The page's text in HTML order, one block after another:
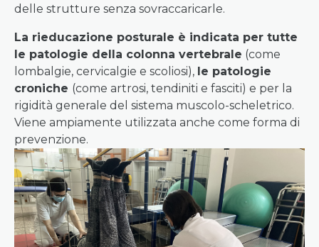
delle strutture senza sovraccaricarle.
La rieducazione posturale è indicata per tutte
le patologie della colonna vertebrale (come
lombalgie, cervicalgie e scoliosi), le patologie
croniche (come artrosi, tendiniti e fasciti) e per la
rigidità generale del sistema muscolo-scheletrico.
Viene ampiamente utilizzata anche come forma di
prevenzione.